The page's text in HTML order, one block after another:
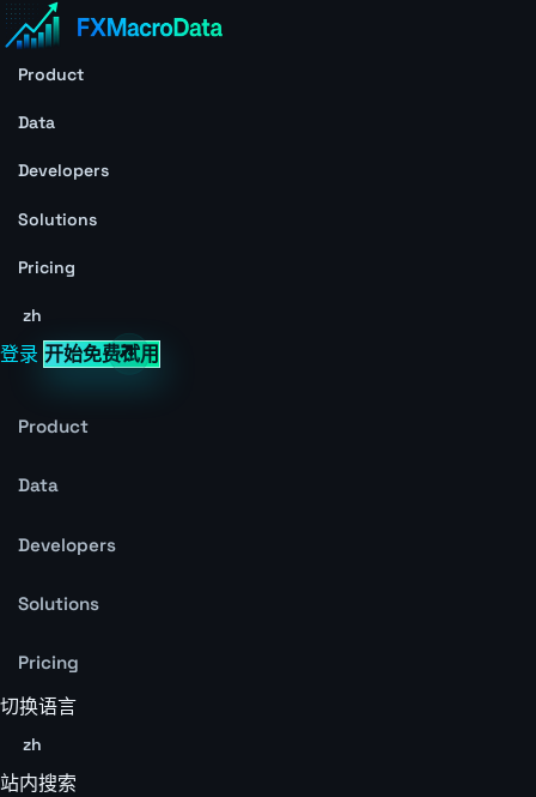
Product
Data
Developers
Solutions
Pricing
zh
登录 开始免费试用
Product
Data
Developers
Solutions
Pricing
切换语言
zh
站内搜索